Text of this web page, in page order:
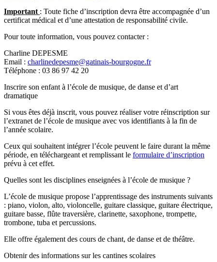
Important : Toute fiche d’inscription devra être accompagnée d’un
certificat médical et d’une attestation de responsabilité civile.
Pour toute information, vous pouvez contacter :
Charline DEPESME
Email : charlinedepesme@gatinais-bourgogne.fr
Téléphone : 03 86 97 42 20
Inscrire son enfant à l’école de musique, de danse et d’art
dramatique
Si vous êtes déjà inscrit, vous pouvez réaliser votre réinscription sur
l’extranet de l’école de musique avec vos identifiants à la fin de
l’année scolaire.
Ceux qui souhaitent intégrer l’école peuvent le faire durant la même
période, en téléchargeant et remplissant le formulaire d’inscription
prévu à cet effet.
Quelles sont les disciplines enseignées à l’école de musique ?
L’école de musique propose l’apprentissage des instruments suivants
: piano, violon, alto, violoncelle, guitare classique, guitare électrique,
guitare basse, flûte traversière, clarinette, saxophone, trompette,
trombone, tuba et percussions.
Elle offre également des cours de chant, de danse et de théâtre.
Obtenir des informations sur les cantines scolaires